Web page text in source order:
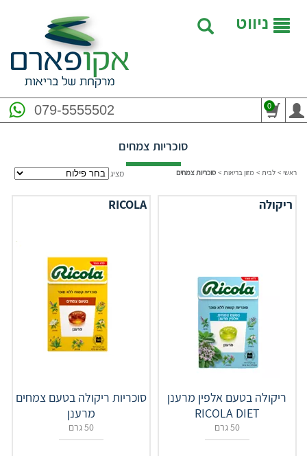
ניווט
079-5555502 0
סוכריות צמחים
ראשי > לבית > מזון בריאות > סוכריות צמחים מציג
ריקולה
ריקולה בטעם אלפין מרענן
RICOLA DIET
50 גרם
RICOLA
סוכריות ריקולה בטעם צמחים
מרענן
50 גרם